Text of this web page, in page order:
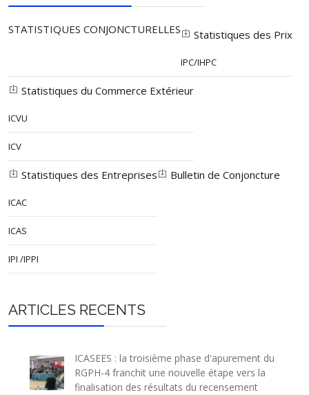
STATISTIQUES CONJONCTURELLES Statistiques des Prix
IPC/IHPC
Statistiques du Commerce Extérieur
ICVU
ICV
Statistiques des Entreprises
ICAC
ICAS
IPI /IPPI
Bulletin de Conjoncture
ARTICLES RECENTS
ICASEES : la troisième phase d'apurement du
RGPH-4 franchit une nouvelle étape vers la
finalisation des résultats du recensement